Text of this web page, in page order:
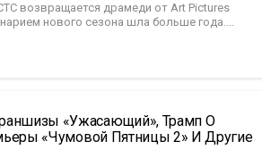
возвращается драмеди от Art Pictures
нового сезона шла больше года....
«Ужасающий», Трамп О
«Чумовой Пятницы 2» И Другие